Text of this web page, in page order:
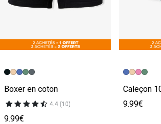
Boxer en coton
4.4 (10)
9.99€
Caleçon
9.99€